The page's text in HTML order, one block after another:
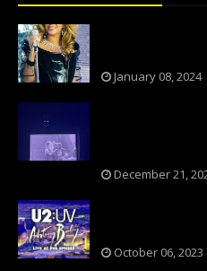
January 08, 2024
December 21,
October 06, 2023